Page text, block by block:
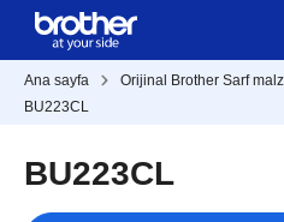
Ana sayfa
Orijinal Brother Sarf
BU223CL
BU223CL